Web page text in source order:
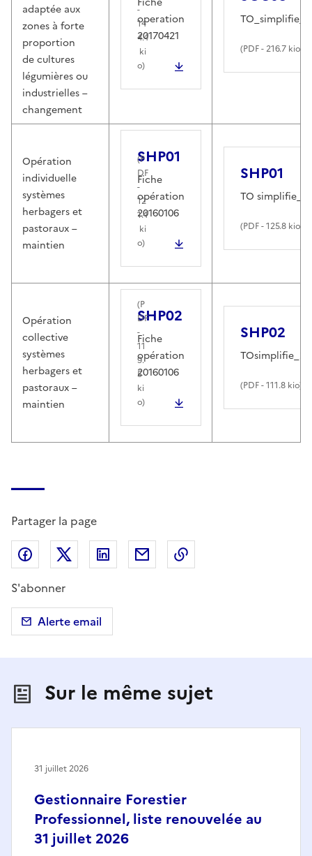
adaptée aux
zones à forte
proportion
de cultures
légumières ou
industrielles –
changement
-
14
4.4
ki
o)
operation
20170421
(PDF- 216.7 kio)
Opération
individuelle
systèmes
herbagers et
pastoraux –
maintien
SHP01
(P
DF
-
12
1.4
ki
o)
Fiche
opération
20160106
SHP01
(PDF- 125.8 kio)
TO
Opération
collective
systèmes
herbagers et
pastoraux –
maintien
SHP02
(P
DF
-
11
9.
5
ki
o)
Fiche
opération
20160106
SHP02
(PDF- 111.8 kio)
Partager la page
Partager sur Facebook
Partager sur X (anciennement Twitter)
Partager sur LinkedIn
Partager par email
S'abonner
Alerte email
Sur le même sujet
Gestionnaire Forestier
Professionnel, liste renouvelée au
31 juillet 2026
31 juillet 2026